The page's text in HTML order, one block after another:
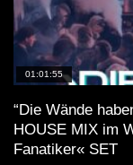
01:01:55
“Die Wände
HOUSE MIX im
Fanatiker« SET